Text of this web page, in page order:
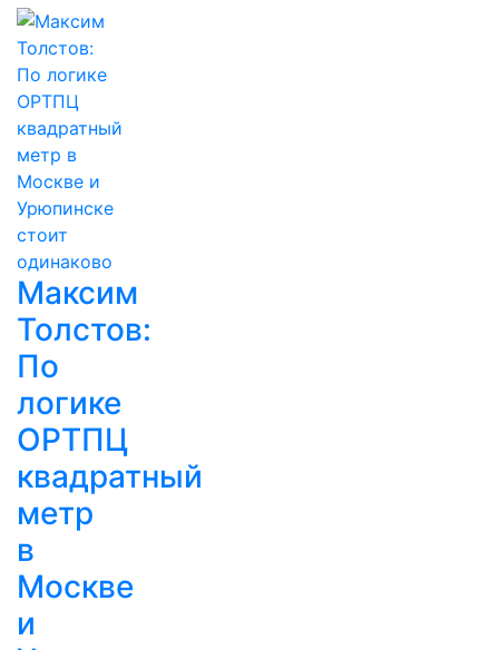
Максим
Толстов:
По
логике
ОРТПЦ
квадратный
метр
в
Москве
и